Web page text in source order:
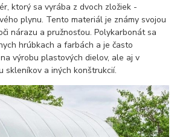
ktorý sa vyrába z dvoch zložiek -
plynu. Tento materiál je známy svojou
nárazu a pružnosťou. Polykarbonát sa
hrúbkach a farbách a je často
výrobu plastových dielov, ale aj v
skleníkov a iných konštrukcií.